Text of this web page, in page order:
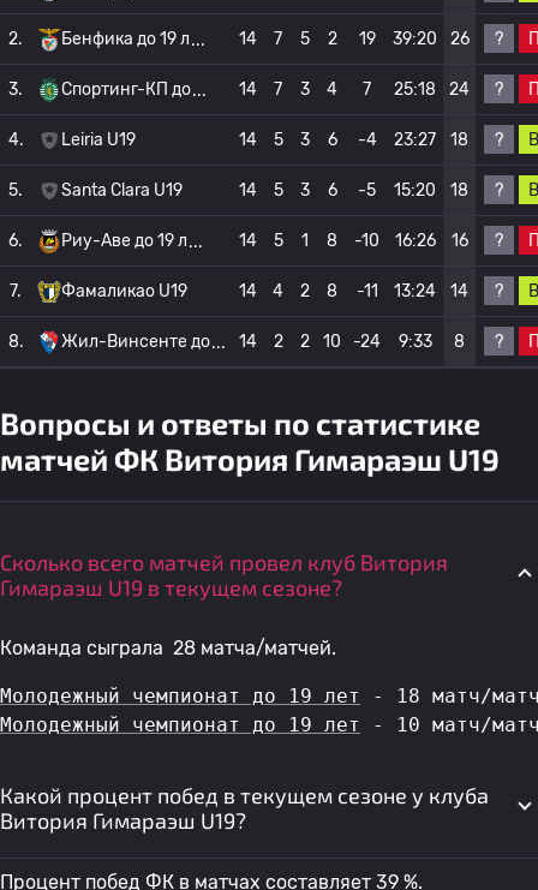
2. Бенфика до 19 л 14 7 5 2 19 39:20 26 ?
3. Спортинг-КП до 14 7 3 4 7 25:18 24 ?
4. Leiria U19 14 5 3 6 -4 23:27 18 ? В
5. Santa Clara U19 14 5 3 6 -5 15:20 18 ? В
6. Риу-Аве до 19 л 14 5 1 8 -10 16:26 16 ?
7. Фамаликао U19 14 4 2 8 -11 13:24 14 ? В
8. Жил-Винсенте до 14 2 2 10 -24 9:33 8 ?
Вопросы и ответы по статистике
матчей ФК Витория Гимараэш U19
Сколько всего матчей провел клуб Витория
Гимараэш U19 в текущем сезоне?
Команда сыграла 28 матча/матчей.
Молодежный чемпионат до 19 лет
- 18 матч/
Молодежный чемпионат до 19 лет
- 10 матч/
Какой процент побед в текущем сезоне у клуба
Витория Гимараэш U19?
Процент побед ФК в матчах составляет 39 %.